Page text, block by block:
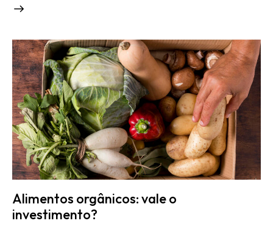
Alimentos orgânicos: vale o
investimento?